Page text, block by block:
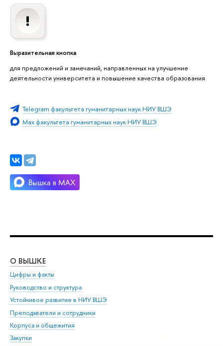
Выразительная кнопка
для предложений и замечаний, направленных на улучшение
деятельности университета и повышение качества образования
Telegram факультета гуманитарных наук НИУ ВШЭ
Max факультета гуманитарных наук НИУ ВШЭ
О ВЫШКЕ
Цифры и факты
Руководство и структура
Устойчивое развитие в НИУ ВШЭ
Преподаватели и сотрудники
Корпуса и общежития
Закупки